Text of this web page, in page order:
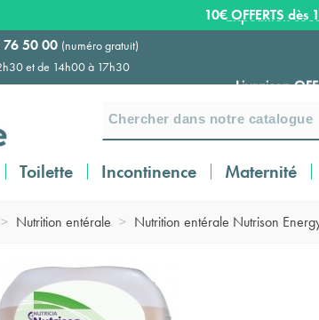
Payez en 3 ou 4
Livraison
10€ OFFERTS dès
50 00 (numéro gratuit)
et de 14h00 à 17h30
Toilette Incontinence Maternité
> Nutrition entérale > Nutrition entérale Nutrison